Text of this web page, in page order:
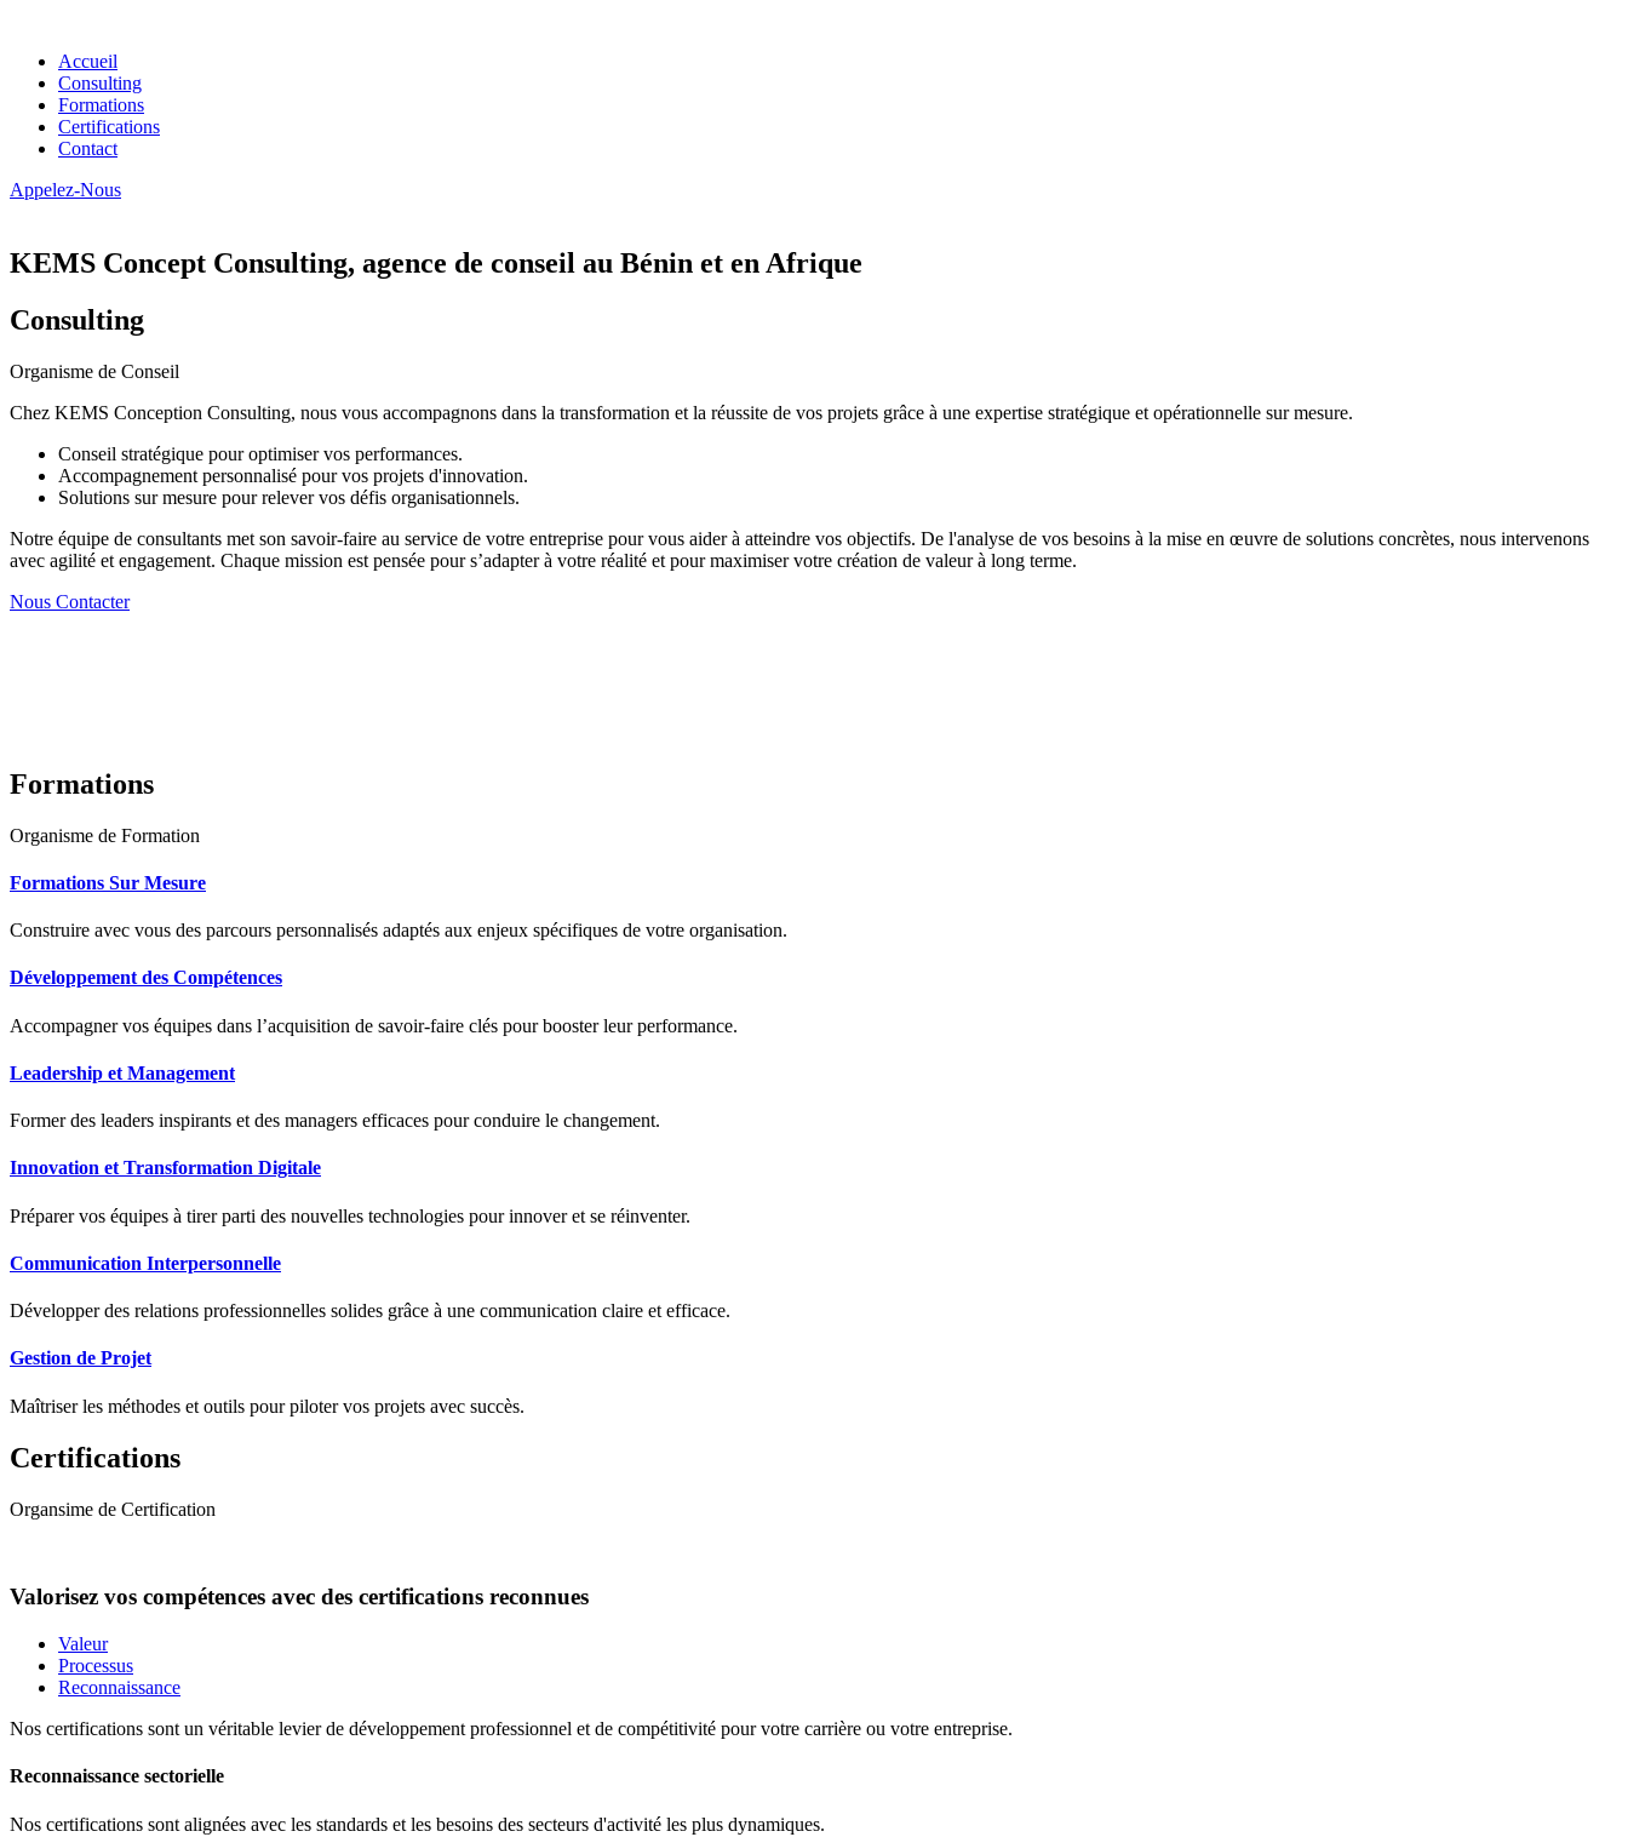
Accueil
Consulting
Formations
Certifications
Contact
Appelez-Nous
KEMS Concept Consulting, agence de conseil au Bénin et en Afrique
Consulting
Organisme de Conseil
Chez KEMS Conception Consulting, nous vous accompagnons dans la transformation et la réussite de vos projets grâce à une expertise stratégique et opérationnelle sur mesure.
Conseil stratégique pour optimiser vos performances.
Accompagnement personnalisé pour vos projets d'innovation.
Solutions sur mesure pour relever vos défis organisationnels.
Notre équipe de consultants met son savoir-faire au service de votre entreprise pour vous aider à atteindre vos objectifs. De l'analyse de vos besoins à la mise en œuvre de solutions concrètes, nous intervenons
avec agilité et engagement. Chaque mission est pensée pour s’adapter à votre réalité et pour maximiser votre création de valeur à long terme.
Nous Contacter
Formations
Organisme de Formation
Formations Sur Mesure
Construire avec vous des parcours personnalisés adaptés aux enjeux spécifiques de votre organisation.
Développement des Compétences
Accompagner vos équipes dans l’acquisition de savoir-faire clés pour booster leur performance.
Leadership et Management
Former des leaders inspirants et des managers efficaces pour conduire le changement.
Innovation et Transformation Digitale
Préparer vos équipes à tirer parti des nouvelles technologies pour innover et se réinventer.
Communication Interpersonnelle
Développer des relations professionnelles solides grâce à une communication claire et efficace.
Gestion de Projet
Maîtriser les méthodes et outils pour piloter vos projets avec succès.
Certifications
Organsime de Certification
Valorisez vos compétences avec des certifications reconnues
Valeur
Processus
Reconnaissance
Nos certifications sont un véritable levier de développement professionnel et de compétitivité pour votre carrière ou votre entreprise.
Reconnaissance sectorielle
Nos certifications sont alignées avec les standards et les besoins des secteurs d'activité les plus dynamiques.